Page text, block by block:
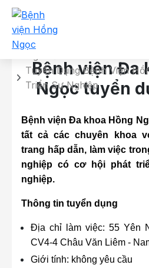
Chi tiết tuyển dụng
Tuyển Dụng Bệnh Viện
Triển Sự Nghiệp
Bệnh viện Đa
Ngọc tuyển
Bệnh viện Đa khoa Hồng
tất cả các chuyên khoa
trang hấp dẫn, làm việc
nghiệp có cơ hội phát
nghiệp.
Thông tin tuyển dụng
Địa chỉ làm việc: 55 Yên
CV4-4 Châu Văn Liêm -
Giới tính: không yêu cầu